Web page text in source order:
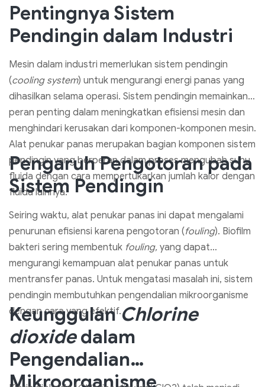
Pentingnya Sistem
Pendingin dalam Industri
Mesin dalam industri memerlukan sistem pendingin
(cooling system) untuk mengurangi energi panas yang
dihasilkan selama operasi. Sistem pendingin memainkan
peran penting dalam meningkatkan efisiensi mesin dan
menghindari kerusakan dari komponen-komponen mesin.
Alat penukar panas merupakan bagian komponen sistem
pendingin yang berperan dalam proses mengubah suhu
fluida dengan cara mempertukarkan jumlah kalor dengan
fluida lainnya.
Pengaruh Pengotoran pada
Sistem Pendingin
Seiring waktu, alat penukar panas ini dapat mengalami
penurunan efisiensi karena pengotoran (fouling). Biofilm
bakteri sering membentuk fouling, yang dapat
mengurangi kemampuan alat penukar panas untuk
mentransfer panas. Untuk mengatasi masalah ini, sistem
pendingin membutuhkan pengendalian mikroorganisme
dengan cara yang efektif.
KeunggulanChlorine
dioxidedalam
Pengendalian
Mikroorganisme